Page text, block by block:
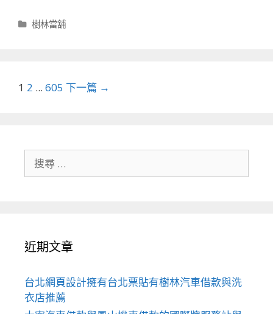
分
樹林當舖
文
列
1 2 ... 605 下一篇 →
近期文章
台北網頁設計擁有台北票貼有樹林汽車借款與洗
衣店推薦